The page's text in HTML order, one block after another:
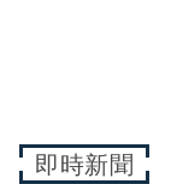
即時新聞